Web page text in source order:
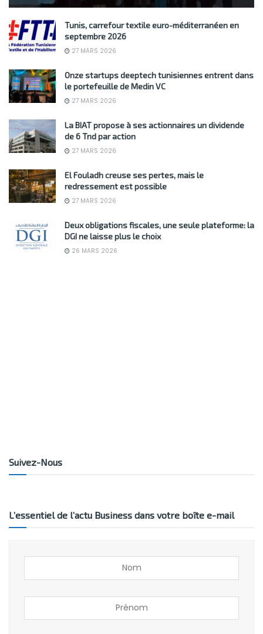
Tunis, carrefour textile euro-méditerranéen en
septembre 2026
27 MARS 2026
Onze startups deeptech tunisiennes entrent dans
le portefeuille de Medin VC
27 MARS 2026
La BIAT propose à ses actionnaires un dividende
de 6 Tnd par action
27 MARS 2026
El Fouladh creuse ses pertes, mais le
redressement est possible
27 MARS 2026
Deux obligations fiscales, une seule plateforme: la
DGI ne laisse plus le choix
26 MARS 2026
Suivez-Nous
L’essentiel de l’actu Business dans votre boîte e-mail